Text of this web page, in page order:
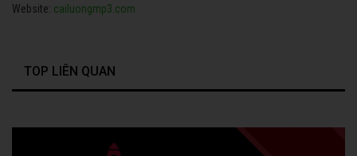
Website: cailuongmp3.com
TOP LIÊN QUAN